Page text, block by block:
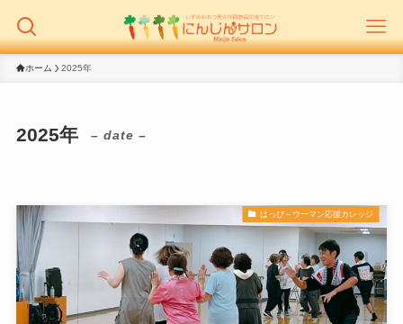
ホーム 2025年
2025年 – date –
はっぴ～ウーマン応援カレッジ